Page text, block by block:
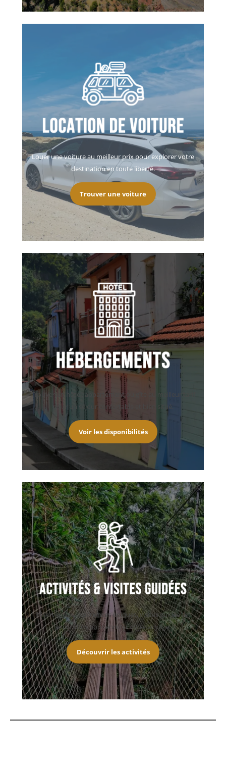
Louer une voiture au meilleur prix pour explorer votre
destination en toute liberté.
Trouver une voiture
Trouver un hôtel, appartement ou gîte au meilleur tarif
pour un séjour confortable et bien situé.
Voir les disponibilités
Réserver des expériences uniques, visites guidées et
excursions pour enrichir votre voyage.
Découvrir les activités